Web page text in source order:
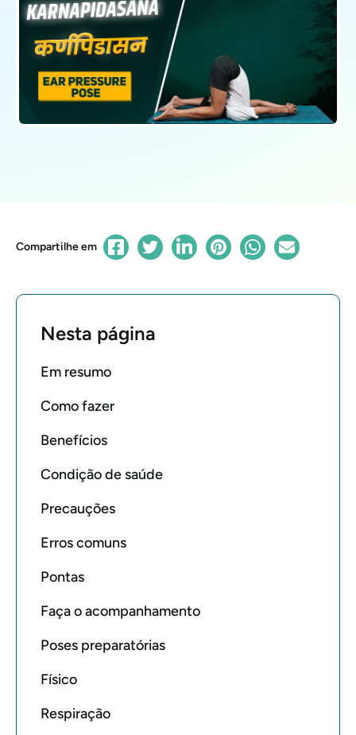
Compartilhe em
Nesta página
Em resumo
Como fazer
Benefícios
Condição de saúde
Precauções
Erros comuns
Pontas
Faça o acompanhamento
Poses preparatórias
Físico
Respiração